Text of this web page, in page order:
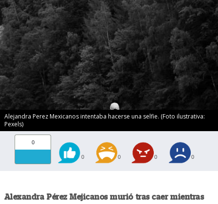
Alejandra Perez Mexicanos intentaba hacerse una selfie. (Foto ilustrativa:
Pexels)
0
0 0 0 0
Alexandra Pérez Mejicanos murió tras caer mientras